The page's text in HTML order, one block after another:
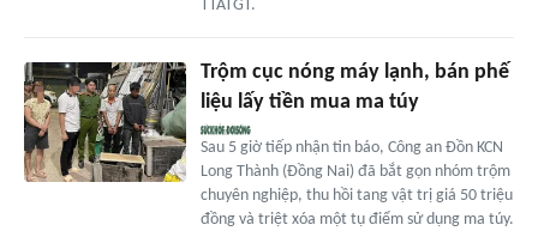
TTATGT.
Trộm cục nóng máy lạnh, bán phế
liệu lấy tiền mua ma túy
Sau 5 giờ tiếp nhận tin báo, Công an Đồn KCN
Long Thành (Đồng Nai) đã bắt gọn nhóm trộm
chuyên nghiệp, thu hồi tang vật trị giá 50 triệu
đồng và triệt xóa một tụ điểm sử dụng ma túy.